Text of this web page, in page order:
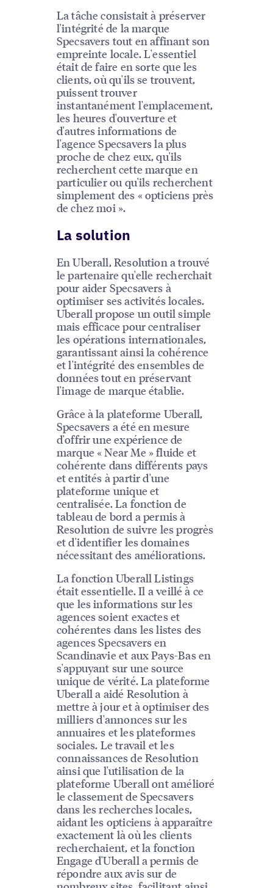
La tâche consistait à préserver
l'intégrité de la marque
Specsavers tout en affinant son
empreinte locale. L'essentiel
était de faire en sorte que les
clients, où qu'ils se trouvent,
puissent trouver
instantanément l'emplacement,
les heures d'ouverture et
d'autres informations de
l'agence Specsavers la plus
proche de chez eux, qu'ils
recherchent cette marque en
particulier ou qu'ils recherchent
simplement des « opticiens près
de chez moi ».
La solution
En Uberall, Resolution a trouvé
le partenaire qu'elle recherchait
pour aider Specsavers à
optimiser ses activités locales.
Uberall propose un outil simple
mais efficace pour centraliser
les opérations internationales,
garantissant ainsi la cohérence
et l'intégrité des ensembles de
données tout en préservant
l'image de marque établie.
Grâce à la plateforme Uberall,
Specsavers a été en mesure
d'offrir une expérience de
marque « Near Me » fluide et
cohérente dans différents pays
et entités à partir d'une
plateforme unique et
centralisée. La fonction de
tableau de bord a permis à
Resolution de suivre les progrès
et d'identifier les domaines
nécessitant des améliorations.
La fonction Uberall Listings
était essentielle. Il a veillé à ce
que les informations sur les
agences soient exactes et
cohérentes dans les listes des
agences Specsavers en
Scandinavie et aux Pays-Bas en
s'appuyant sur une source
unique de vérité. La plateforme
Uberall a aidé Resolution à
mettre à jour et à optimiser des
milliers d'annonces sur les
annuaires et les plateformes
sociales. Le travail et les
connaissances de Resolution
ainsi que l'utilisation de la
plateforme Uberall ont amélioré
le classement de Specsavers
dans les recherches locales,
aidant les opticiens à apparaître
exactement là où les clients
recherchaient, et la fonction
Engage d'Uberall a permis de
répondre aux avis sur de